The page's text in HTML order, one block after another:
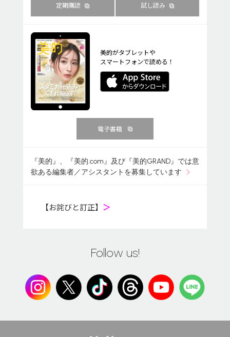
定期購読 試し読み
美的がタブレットや
スマートフォンで読める！
電子書籍
『美的』、『美的.com』及び『美的GRAND』では意
欲ある編集者／アシスタントを募集しています
【お詫びと訂正】 ＞
Follow us!